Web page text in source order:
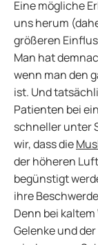
Eine mögliche
uns herum
größeren
Man hat
wenn man den
ist. Und
Patienten bei
schneller unter
wir, dass die
der höheren
begünstigt
ihre
Denn bei
Gelenke und